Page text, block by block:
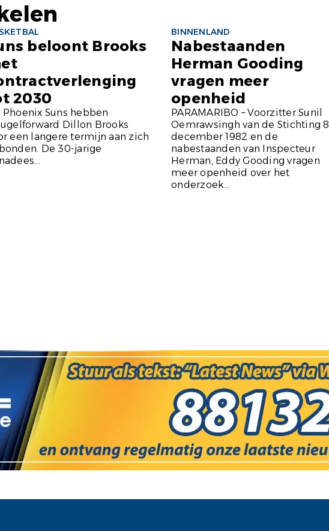
beloont Brooks
2030
Phoenix Suns hebben
Dillon Brooks
een langere termijn aan zich
De 30-jarige
BINNENLAND
Nabestaanden
Herman Gooding
vragen meer
openheid
PARAMARIBO – Voorzitter Sunil
Oemrawsingh van de Stichting 8
december 1982 en de
nabestaanden van Inspecteur
Herman, Eddy Gooding vragen
meer openheid over het
onderzoek...